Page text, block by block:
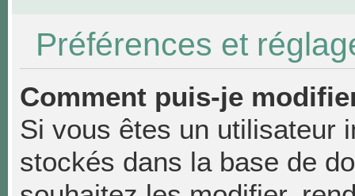
Préférences et
Comment puis-je
Si vous êtes un utilisateur
stockés dans la base de